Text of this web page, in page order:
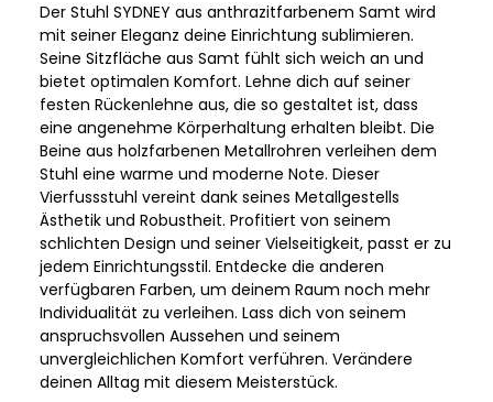
Der Stuhl SYDNEY aus anthrazitfarbenem Samt wird
mit seiner Eleganz deine Einrichtung sublimieren.
Seine Sitzfläche aus Samt fühlt sich weich an und
bietet optimalen Komfort. Lehne dich auf seiner
festen Rückenlehne aus, die so gestaltet ist, dass
eine angenehme Körperhaltung erhalten bleibt. Die
Beine aus holzfarbenen Metallrohren verleihen dem
Stuhl eine warme und moderne Note. Dieser
Vierfussstuhl vereint dank seines Metallgestells
Ästhetik und Robustheit. Profitiert von seinem
schlichten Design und seiner Vielseitigkeit, passt er zu
jedem Einrichtungsstil. Entdecke die anderen
verfügbaren Farben, um deinem Raum noch mehr
Individualität zu verleihen. Lass dich von seinem
anspruchsvollen Aussehen und seinem
unvergleichlichen Komfort verführen. Verändere
deinen Alltag mit diesem Meisterstück.